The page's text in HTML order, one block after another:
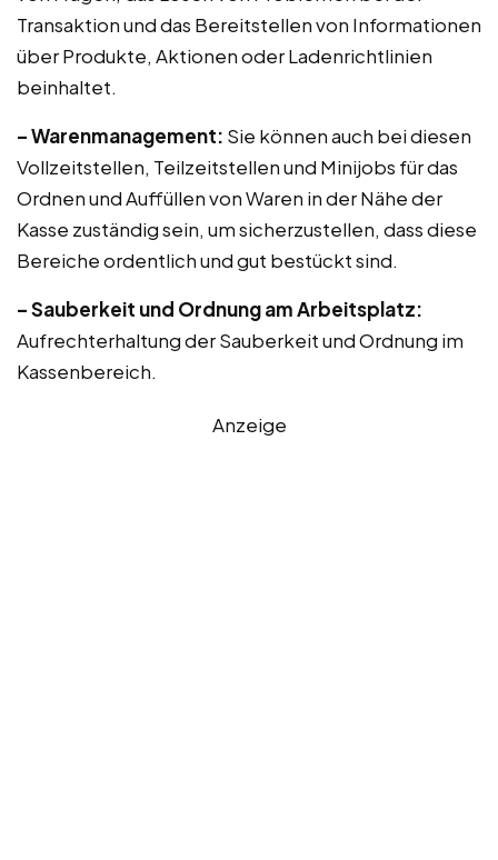
Transaktion und das Bereitstellen von Informationen
über Produkte, Aktionen oder Ladenrichtlinien
beinhaltet.
– Warenmanagement: Sie können auch bei diesen
Vollzeitstellen, Teilzeitstellen und Minijobs für das
Ordnen und Auffüllen von Waren in der Nähe der
Kasse zuständig sein, um sicherzustellen, dass diese
Bereiche ordentlich und gut bestückt sind.
– Sauberkeit und Ordnung am Arbeitsplatz:
Aufrechterhaltung der Sauberkeit und Ordnung im
Kassenbereich.
Anzeige